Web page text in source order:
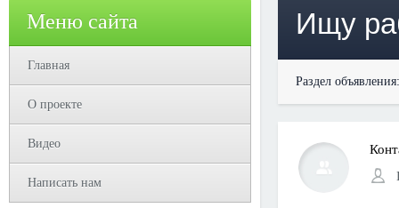
Меню сайта
Главная
О проекте
Видео
Написать нам
Ищу
Раздел